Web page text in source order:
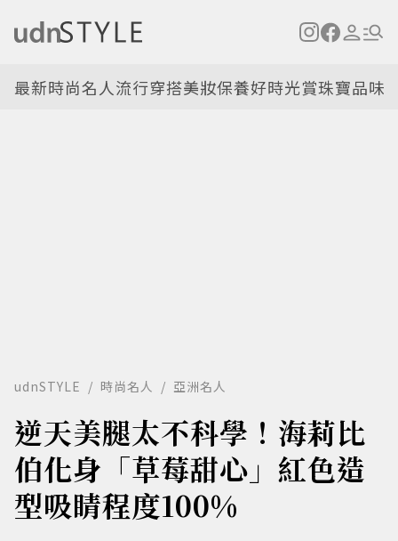
最新時尚名人流行穿搭美妝保養好時光賞珠寶品味
udnSTYLE 時尚名人 亞洲名人
逆天美腿太不科學！海莉比
伯化身「草莓甜心」紅色造
型吸睛程度100%